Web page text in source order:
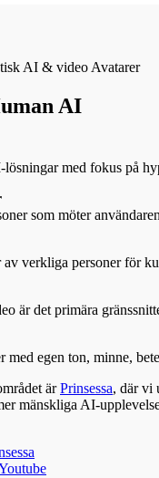
AI & video Avatarer
AI
med fokus på
som möter
verkliga personer för
är det primära
med egen ton, minne,
ärPrinsessa, där vi
mänskliga AI-